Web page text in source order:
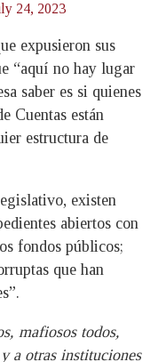
24, 2023
expusieron sus
“aquí no hay lugar
saber es si quienes
Cuentas están
estructura de
existen
abiertos con
fondos públicos;
que han
mafiosos todos,
a otras instituciones